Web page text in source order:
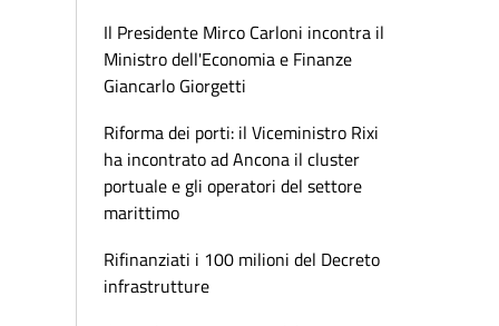
Il Presidente Mirco Carloni incontra il
Ministro dell'Economia e Finanze
Giancarlo Giorgetti
Riforma dei porti: il Viceministro Rixi
ha incontrato ad Ancona il cluster
portuale e gli operatori del settore
marittimo
Rifinanziati i 100 milioni del Decreto
infrastrutture